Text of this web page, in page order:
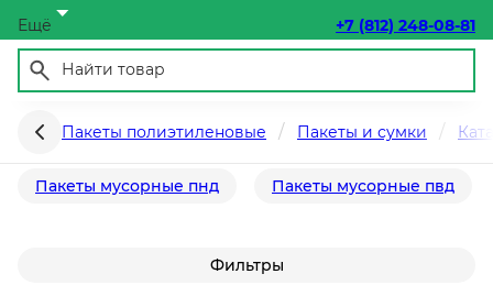
Ещё +7 (812) 248-08-81
Пакеты полиэтиленовые Пакеты и сумки
Пакеты мусорные
Пакеты мусорные пнд Пакеты мусорные пвд
Фильтры